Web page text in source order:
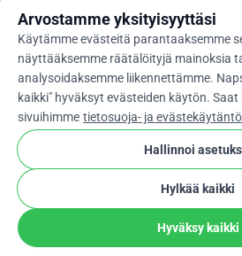
Fiarrow_drop_down
★★★★★4,9 / 5 yli 500 arvostelun
WhyDonate Yksityisyys
Käyttöehdot
Evästeasetukset
stripe check
Arvostamme yksityisyyttäsi
Käytämme evästeitä parantaaksemme
näyttääksemme räätälöityjä mainoksia
analysoidaksemme liikennettämme.
kaikki" hyväksyt evästeiden käytön.
sivuihimme tietosuoja- ja evästekäytäntö
Hallinnoi
Hylkää kaikki
Hyväksy kaikki